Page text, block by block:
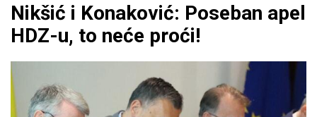
Nikšić i Konaković: Poseban apel
HDZ-u, to neće proći!